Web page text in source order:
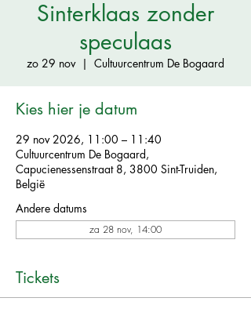
Sinterklaas zonder
speculaas
zo 29 nov
  |
Cultuurcentrum De Bogaard
Kies hier je datum
29 nov 2026, 11:00 – 11:40
Cultuurcentrum De Bogaard,
Capucienessenstraat 8, 3800 Sint-Truiden,
België
Andere datums
za 28 nov, 14:00
Tickets